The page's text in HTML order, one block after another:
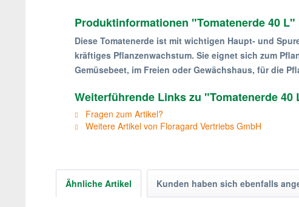
Produktinformationen "Tomatenerde 40 L"
Diese Tomatenerde ist mit wichtigen Haupt- und
kräftiges Pflanzenwachstum. Sie eignet sich zum
Gemüsebeet, im Freien oder Gewächshaus, für die
Weiterführende Links zu "Tomatenerde 40
Fragen zum Artikel?
Weitere Artikel von Floragard Vertriebs GmbH
Ähnliche Artikel Kunden haben sich ebenfalls